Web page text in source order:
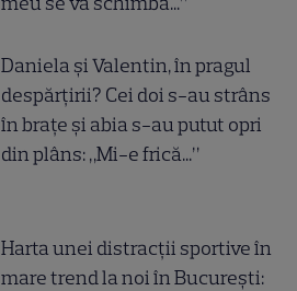
Daniela și Valentin, în pragul
despărțirii? Cei doi s-au strâns
în brațe și abia s-au putut opri
din plâns: „Mi-e frică...”
Harta unei distracții sportive în
mare trend la noi în București: